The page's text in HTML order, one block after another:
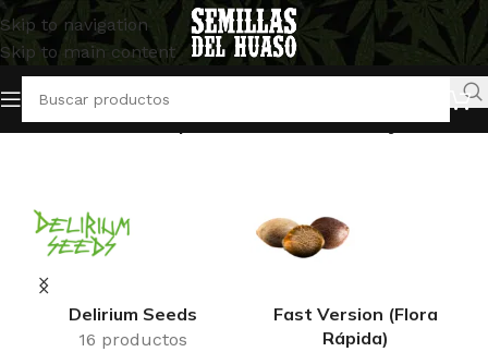
Skip to navigation
Skip to main content
Inicio/Productos etiquetados “caramelo early version”
Delirium Seeds
16 productos
Fast Version (Flora
Rápida)